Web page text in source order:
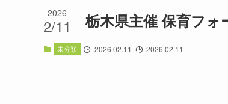
栃木県主催 保育フ
2026
2/11
未分類 2026.02.11 2026.02.11